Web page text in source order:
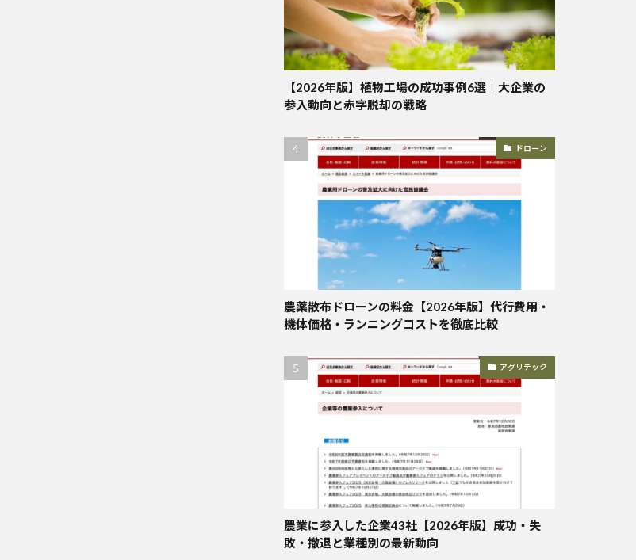
【2026年版】植物工場の成功事例6選｜大企業の
参入動向と赤字脱却の戦略
ドローン
農薬散布ドローンの料金【2026年版】代行費用・
機体価格・ランニングコストを徹底比較
アグリテック
農業に参入した企業43社【2026年版】成功・失
敗・撤退と業種別の最新動向